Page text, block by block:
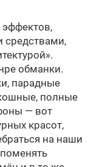
эффектов,
средствами,
обманки.
парадные
полные
— вот
красот,
на наши